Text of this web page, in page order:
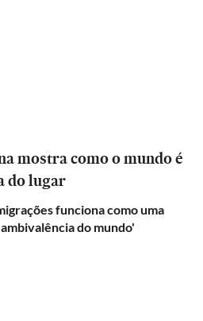
mostra como o mundo é
do lugar
funciona como uma
do mundo'